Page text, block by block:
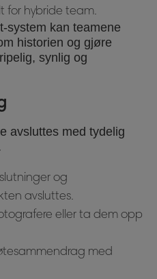
for hybride team.
system kan teamene
historien og gjøre
synlig og
avsluttes med tydelig
og
avsluttes.
eller ta dem opp
med